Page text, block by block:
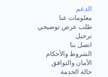
الدعم
معلومات عنا
طلب عرض توضيحي
ترحيل
اتصل بنا
الشروط والأحكام
الأمان والتوافق
حالة الخدمة